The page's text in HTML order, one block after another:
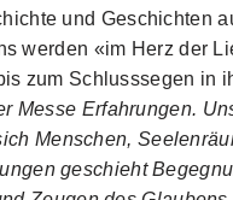
und Geschichten
werden «im Herz der
zum Schlusssegen in
Messe Erfahrungen.
Menschen,
geschieht